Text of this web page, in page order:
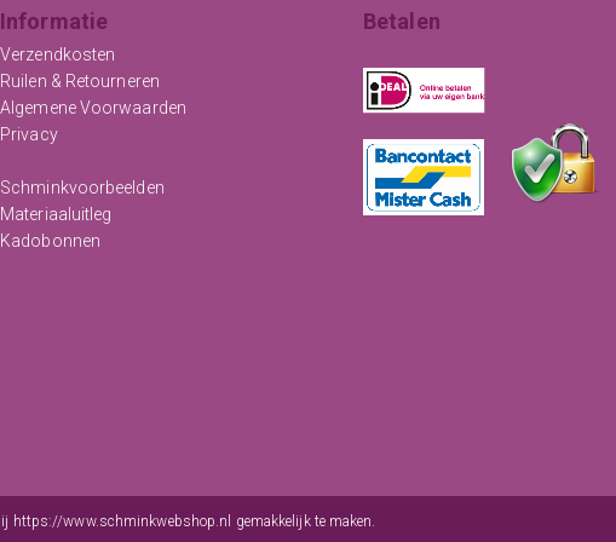
Informatie
Verzendkosten
Ruilen & Retourneren
Algemene Voorwaarden
Privacy
Schminkvoorbeelden
Materiaaluitleg
Kadobonnen
Betalen
Algemene voorwaarden-sitemap
https://www.schminkwebshop.nl gemakkelijk te maken.